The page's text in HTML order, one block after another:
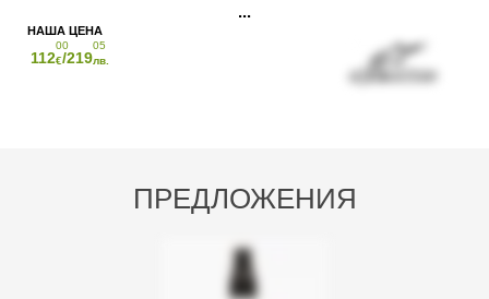
ПРЕДЛОЖЕНИЯ
112
00
€/219
05
лв.